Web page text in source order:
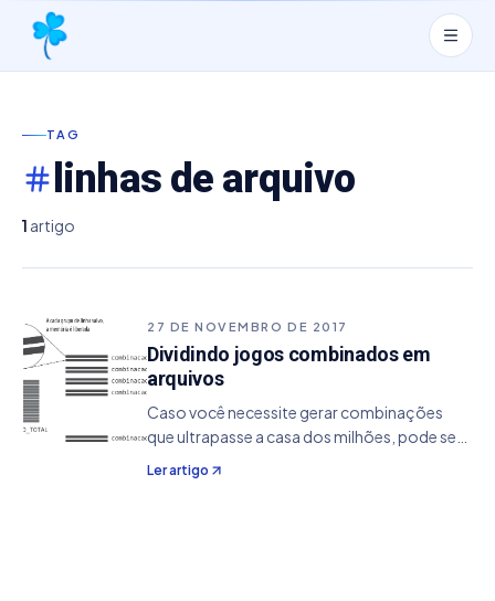
TAG
linhas de arquivo
1 artigo
27 DE NOVEMBRO DE 2017
Dividindo jogos combinados em
arquivos
Caso você necessite gerar combinações
que ultrapasse a casa dos milhões, pode ser
que seu sistema não suporte a quantidade
requisitada. Isso se deve por alguns motivos,
Ler artigo